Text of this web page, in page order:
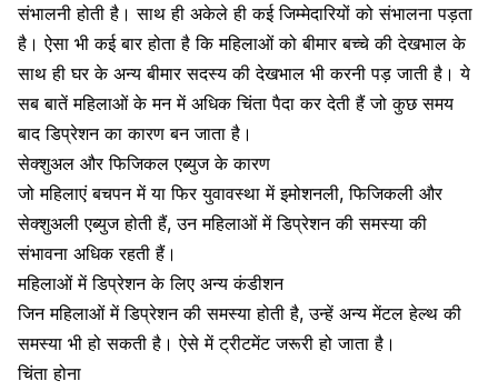
संभालनी होती है। साथ ही अकेले ही कई जिम्मेदारियों को संभालना पड़ता
है। ऐसा भी कई बार होता है कि महिलाओं को बीमार बच्चे की देखभाल के
साथ ही घर के अन्य बीमार सदस्य की देखभाल भी करनी पड़ जाती है। ये
सब बातें महिलाओं के मन में अधिक चिंता पैदा कर देती हैं जो कुछ समय
बाद डिप्रेशन का कारण बन जाता है।
सेक्शुअल और फिजिकल एब्युज के कारण
जो महिलाएं बचपन में या फिर युवावस्था में इमोशनली, फिजिकली और
सेक्शुअली एब्युज होती हैं, उन महिलाओं में डिप्रेशन की समस्या की
संभावना अधिक रहती हैं।
महिलाओं में डिप्रेशन के लिए अन्य कंडीशन
जिन महिलाओं में डिप्रेशन की समस्या होती है, उन्हें अन्य मेंटल हेल्थ की
समस्या भी हो सकती है। ऐसे में ट्रीटमेंट जरूरी हो जाता है।
चिंता होना